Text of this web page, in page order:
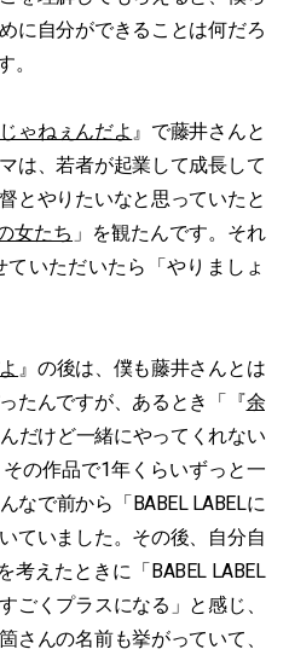
に自分ができることは何だろ
。
ゃねぇんだよ 』で藤井さんと
は、若者が起業して成長して
とやりたいなと思っていたと
女たち 」を観たんです。それ
いただいたら「やりましょ
』の後は、僕も藤井さんとは
たんですが、あるとき「『余
だけど一緒にやってくれない
の作品で1年くらいずっと一
なで前から「BABEL LABELに
ていました。その後、自分自
えたときに「BABEL LABEL
ごくプラスになる」と感じ、
さんの名前も挙がっていて、